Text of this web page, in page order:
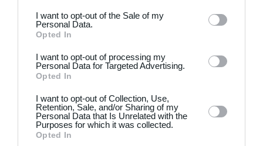
I want to opt-out of the Sale of my
Personal Data.
Opted In
I want to opt-out of processing my
Personal Data for Targeted Advertising.
Opted In
I want to opt-out of Collection, Use,
Retention, Sale, and/or Sharing of my
Personal Data that Is Unrelated with the
Purposes for which it was collected.
Opted In
20. juni
Solens Børn 4 3 SC Boca Vista
19. juni
Drengene